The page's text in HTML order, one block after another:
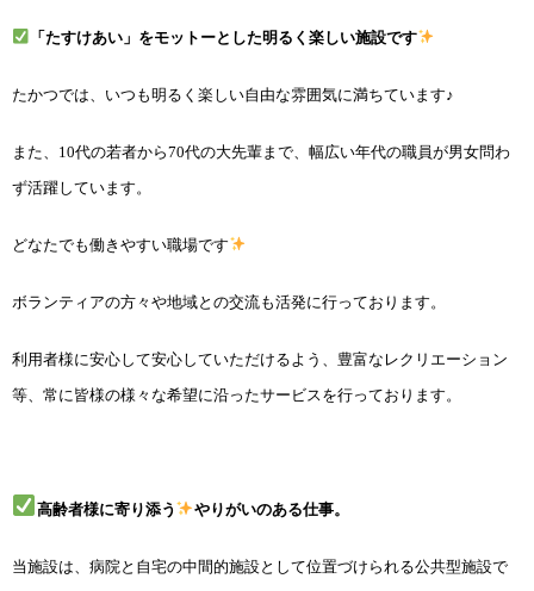
「たすけあい」をモットーとした明るく楽しい施設です
たかつでは、いつも明るく 楽しい自由な雰囲気に満ちています♪
また、10代の若者から70代の大先輩まで、幅広い年代の職員が男女問わ
ず活躍しています。
どなたでも働きやすい職場です
ボランティアの方々や地域との交流も活発に行っております。
利用者様に安心して安心していただけるよう、豊富なレクリエーション
等、常に皆様の様々な希望に沿ったサービスを行っております。
高齢者様に寄り添う やりがいのある仕事。
当施設は、病院と自宅の中間的施設として位置づけられる公共型施設で